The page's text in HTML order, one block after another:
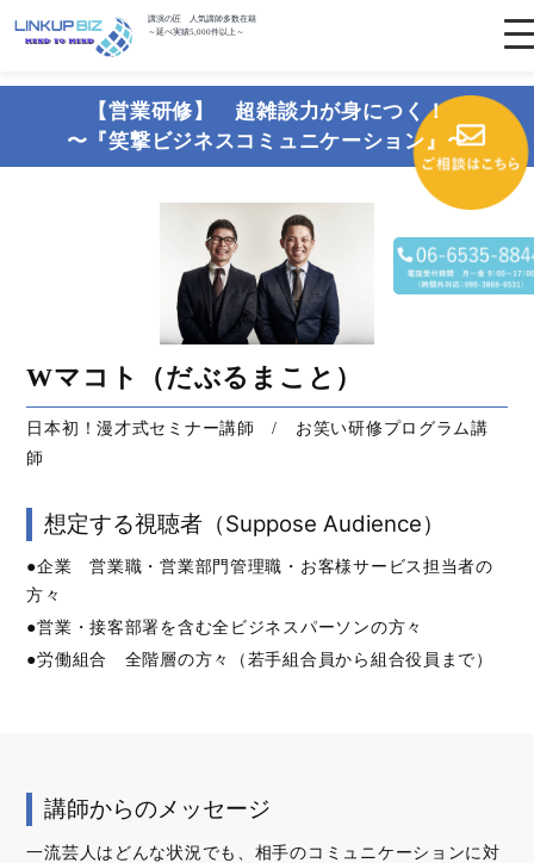
講演の匠 人気講師多数在籍
～延べ実績5,000件以上～
【営業研修】 超雑談力が身につく！
〜『笑撃ビジネスコミュニケーション』〜
Wマコト（だぶるまこと）
日本初！漫才式セミナー講師 / お笑い研修プログラム講
師
想定する視聴者（Suppose Audience）
●企業 営業職・営業部門管理職・お客様サービス担当者の
方々
●営業・接客部署を含む全ビジネスパーソンの方々
●労働組合 全階層の方々（若手組合員から組合役員まで）
講師からのメッセージ
一流芸人はどんな状況でも、相手のコミュニケーションに対